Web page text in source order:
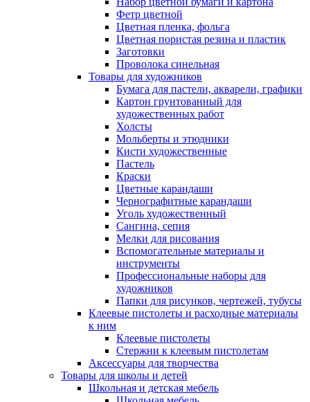
Фетр цветной
Цветная пленка, фольга
Цветная пористая резина и пластик
Заготовки
Проволока синельная
Товары для художников
Бумага для пастели, акварели, графики
Картон грунтованный для
художественных работ
Холсты
Мольберты и этюдники
Кисти художественные
Пастель
Краски
Цветные карандаши
Чернографитные карандаши
Уголь художественный
Сангина, сепия
Мелки для рисования
Вспомогательные материалы и
инструменты
Профессиональные наборы для
художников
Папки для рисунков, чертежей, тубусы
Клеевые пистолеты и расходные материалы
к ним
Клеевые пистолеты
Стержни к клеевым пистолетам
Аксессуары для творчества
Товары для школы и детей
Школьная и детская мебель